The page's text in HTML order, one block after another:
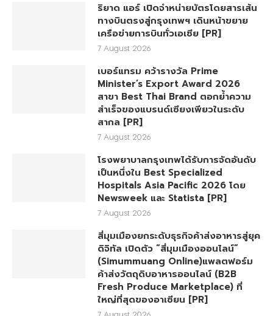
ริยาด แอร์ เปิดจำหน่ายบัตรโดยสารเส้น
ทางบินตรงสู่กรุงเทพฯ เดินหน้าขยาย
เครือข่ายการบินทั่วเอเชีย [PR]
7 August 2026
เบอร์แทรม คว้ารางวัล Prime
Minister’s Export Award 2026
สาขา Best Thai Brand ตอกย้ำความ
สำเร็จของแบรนด์เซียงเพียวในระดับ
สากล [PR]
7 August 2026
โรงพยาบาลกรุงเทพได้รับการจัดอันดับ
เป็นหนึ่งใน Best Specialized
Hospitals Asia Pacific 2026 โดย
Newsweek และ Statista [PR]
7 August 2026
สี่มุมเมืองยกระดับธุรกิจค้าส่งอาหารสู่ยุค
ดิจิทัล เปิดตัว “สี่มุมเมืองออนไลน์”
(Simummuang Online)แพลตฟอร์ม
ค้าส่งวัตถุดิบอาหารออนไลน์ (B2B
Fresh Produce Marketplace) ที่
ใหญ่ที่สุดของอาเซียน [PR]
7 August 2026